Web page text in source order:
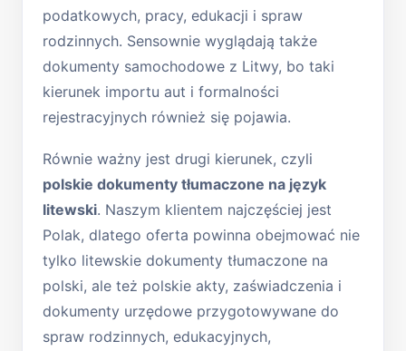
podatkowych, pracy, edukacji i spraw
rodzinnych. Sensownie wyglądają także
dokumenty samochodowe z Litwy, bo taki
kierunek importu aut i formalności
rejestracyjnych również się pojawia.
Równie ważny jest drugi kierunek, czyli
polskie dokumenty tłumaczone na język
litewski. Naszym klientem najczęściej jest
Polak, dlatego oferta powinna obejmować nie
tylko litewskie dokumenty tłumaczone na
polski, ale też polskie akty, zaświadczenia i
dokumenty urzędowe przygotowywane do
spraw rodzinnych, edukacyjnych,